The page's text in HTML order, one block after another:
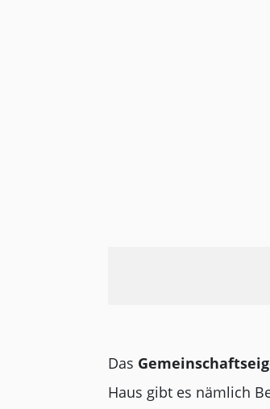
Das
Haus gibt es nämlich